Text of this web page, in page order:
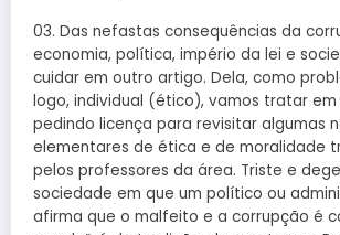
03. Das nefastas consequências da
economia, política, império da lei e
cuidar em outro artigo. Dela, como
logo, individual (ético), vamos tratar em
pedindo licença para revisitar algumas
elementares de ética e de moralidade
pelos professores da área. Triste e
sociedade em que um político ou
afirma que o malfeito e a corrupção é